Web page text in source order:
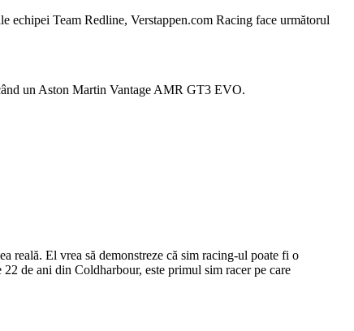
echipei Team Redline, Verstappen.com Racing face următorul
un Aston Martin Vantage AMR GT3 EVO.
reală. El vrea să demonstreze că sim racing-ul poate fi o
de ani din Coldharbour, este primul sim racer pe care